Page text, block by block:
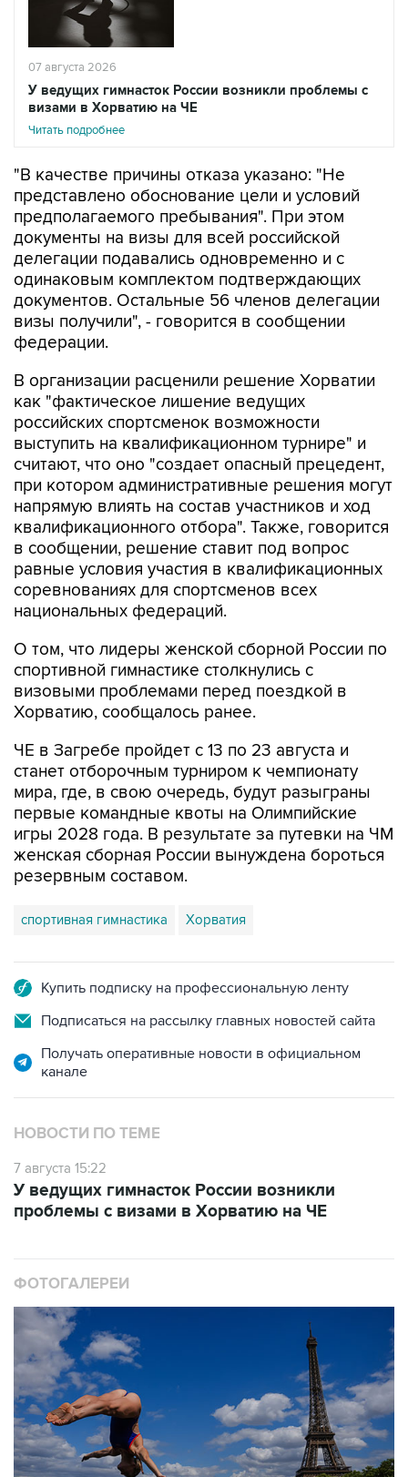
07 августа 2026
У ведущих гимнасток России возникли проблемы с
визами в Хорватию на ЧЕ
Читать подробнее
"В качестве причины отказа указано: "Не
представлено обоснование цели и условий
предполагаемого пребывания". При этом
документы на визы для всей российской
делегации подавались одновременно и с
одинаковым комплектом подтверждающих
документов. Остальные 56 членов делегации
визы получили", - говорится в сообщении
федерации.
В организации расценили решение Хорватии
как "фактическое лишение ведущих
российских спортсменок возможности
выступить на квалификационном турнире" и
считают, что оно "создает опасный прецедент,
при котором административные решения могут
напрямую влиять на состав участников и ход
квалификационного отбора". Также, говорится
в сообщении, решение ставит под вопрос
равные условия участия в квалификационных
соревнованиях для спортсменов всех
национальных федераций.
О том, что лидеры женской сборной России по
спортивной гимнастике столкнулись с
визовыми проблемами перед поездкой в
Хорватию, сообщалось ранее.
ЧЕ в Загребе пройдет с 13 по 23 августа и
станет отборочным турниром к чемпионату
мира, где, в свою очередь, будут разыграны
первые командные квоты на Олимпийские
игры 2028 года. В результате за путевки на ЧМ
женская сборная России вынуждена бороться
резервным составом.
спортивная гимнастика Хорватия
Купить подписку на профессиональную ленту
Подписаться на рассылку главных новостей сайта
Получать оперативные новости в официальном
канале
НОВОСТИ ПО ТЕМЕ
7 августа 15:22
У ведущих гимнасток России возникли
проблемы с визами в Хорватию на ЧЕ
ФОТОГАЛЕРЕИ